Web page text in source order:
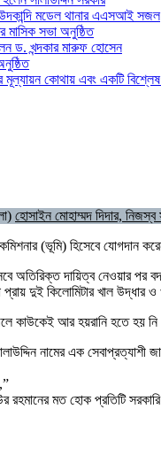
মডেল থানার এএসআই সজল
মাসিক সভা অনুষ্ঠিত
ড. খন্দকার মারুফ হোসেন
মূল্যায়ন কোথায় এবং একটি
হোসাইন মোহাম্মদ দিদার, নিজস্ব
(ভূমি) হিসেবে যোগদান
অতিরিক্ত দায়িত্ব নেওয়ার পর
দুই কিলোমিটার খাল উদ্ধার ও
কাউকেই আর হয়রানি হতে হয়
নামের এক
মত হোক প্রতিটি